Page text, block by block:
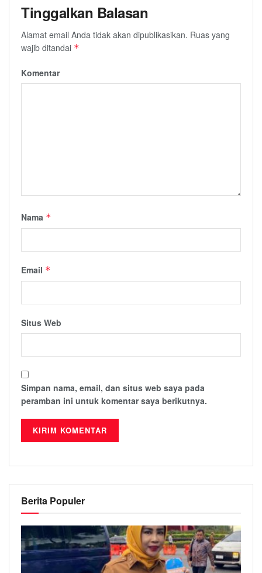
Tinggalkan Balasan
Alamat email Anda tidak akan dipublikasikan. Ruas yang
wajib ditandai *
Komentar
Nama *
Email *
Situs Web
Simpan nama, email, dan situs web saya pada
peramban ini untuk komentar saya berikutnya.
Berita Populer